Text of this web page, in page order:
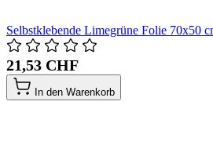
Selbstklebende Limegrüne Folie 70x50
21,53 CHF
In den Warenkorb